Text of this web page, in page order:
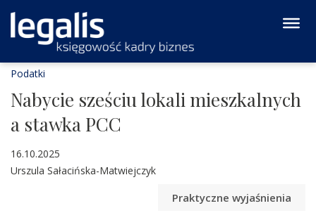
Podatki
Nabycie sześciu lokali mieszkalnych
a stawka PCC
16.10.2025
Urszula Sałacińska-Matwiejczyk
Praktyczne wyjaśnienia